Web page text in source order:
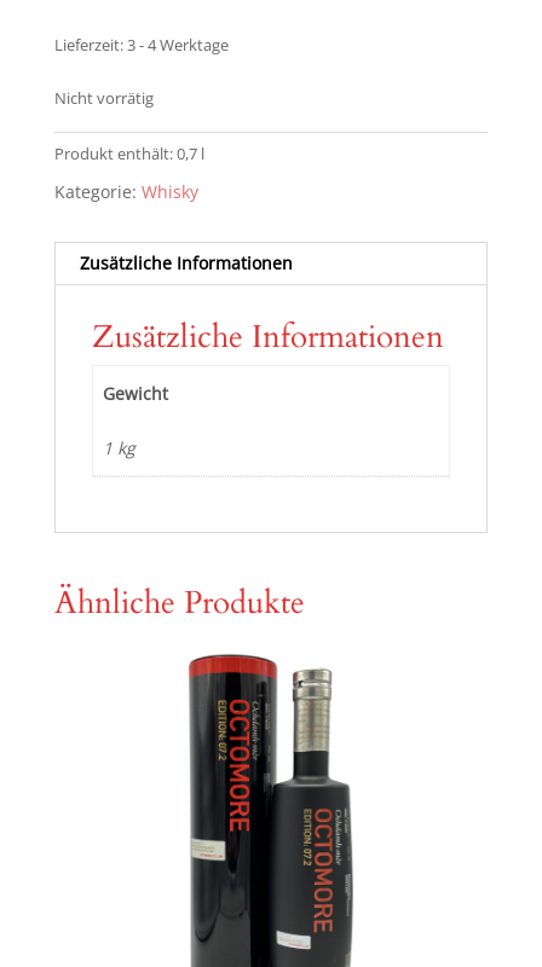
Lieferzeit:3 - 4 Werktage
Nicht vorrätig
Produkt enthält: 0,7 l
Kategorie: Whisky
Zusätzliche Informationen
Zusätzliche Informationen
Gewicht
1 kg
Ähnliche Produkte